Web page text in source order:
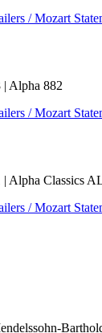
/ Mozart
Alpha 882
/ Mozart
Alpha Classics
/ Mozart